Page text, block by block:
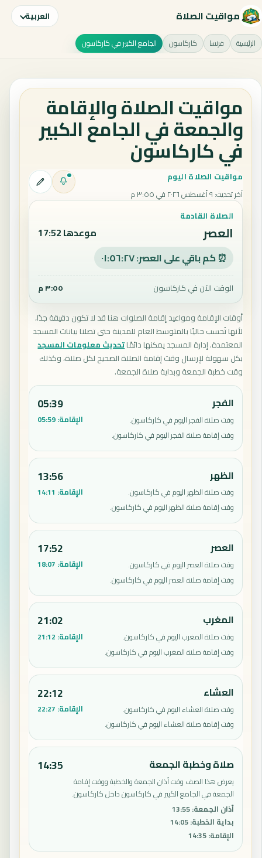
مواقيت الصلاة العربية
الرئيسية فرنسا كاركاسون الجامع الكبير في كاركاسون
مواقيت الصلاة والإقامة
والجمعة في الجامع الكبير
في كاركاسون
مواقيت الصلاة اليوم
آخر تحديث: ٩ أغسطس ٢٠٢٦ في ٣:٥٥ م
الصلاة القادمة
العصر موعدها 17:52
⏰ كم باقي على العصر: ٠١:٥٦:٢٦
الوقت الآن في كاركاسون ٣:٥٥ م
أوقات الإقامة ومواعيد إقامة الصلوات هنا قد لا تكون دقيقة جدًا،
لأنها تُحسب حاليًا بالمتوسط العام للمدينة حتى تصلنا بيانات المسجد
المعتمدة. إدارة المسجد يمكنها دائمًاتحديث معلومات المسجد
بكل سهولة لإرسال وقت إقامة الصلاة الصحيح لكل صلاة، وكذلك
وقت خطبة الجمعة وبداية صلاة الجمعة.
الفجر
وقت صلاة الفجر اليوم في كاركاسون.
وقت إقامة صلاة الفجر اليوم في كاركاسون.
05:39
الإقامة:05:59
الظهر
وقت صلاة الظهر اليوم في كاركاسون.
وقت إقامة صلاة الظهر اليوم في كاركاسون.
13:56
الإقامة: 14:11
العصر
وقت صلاة العصر اليوم في كاركاسون.
وقت إقامة صلاة العصر اليوم في كاركاسون.
17:52
الإقامة: 18:07
المغرب
وقت صلاة المغرب اليوم في كاركاسون.
وقت إقامة صلاة المغرب اليوم في كاركاسون.
21:02
الإقامة: 21:12
العشاء
وقت صلاة العشاء اليوم في كاركاسون.
وقت إقامة صلاة العشاء اليوم في كاركاسون.
22:12
الإقامة: 22:27
صلاة وخطبة الجمعة
يعرض هذا الصف وقت أذان الجمعة والخطبة ووقت إقامة
الجمعة في الجامع الكبير في كاركاسون داخل كاركاسون.
أذان الجمعة:
13:55
بداية الخطبة:
14:05
الإقامة:
14:35
14:35